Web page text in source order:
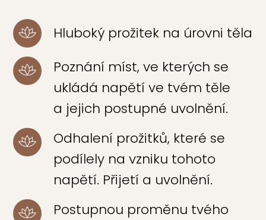
Hluboký prožitek na úrovni těla
Poznání míst, ve kterých se
ukládá napětí ve tvém těle
a jejich postupné uvolnění.
Odhalení prožitků, které se
podílely na vzniku tohoto
napětí. Přijetí a uvolnění.
Postupnou proměnu tvého